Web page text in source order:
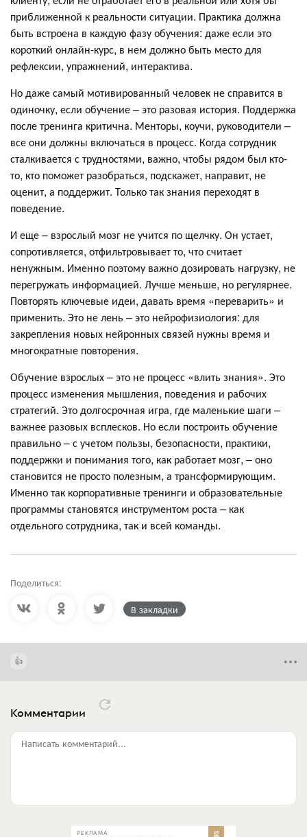
приближенной к реальности ситуации. Практика должна
быть встроена в каждую фазу обучения: даже если это
короткий онлайн-курс, в нем должно быть место для
рефлексии, упражнений, интерактива.
Но даже самый мотивированный человек не справится в
одиночку, если обучение – это разовая история. Поддержка
после тренинга критична. Менторы, коучи, руководители –
все они должны включаться в процесс. Когда сотрудник
сталкивается с трудностями, важно, чтобы рядом был кто-
то, кто поможет разобраться, подскажет, направит, не
оценит, а поддержит. Только так знания переходят в
поведение.
И еще – взрослый мозг не учится по щелчку. Он устает,
сопротивляется, отфильтровывает то, что считает
ненужным. Именно поэтому важно дозировать нагрузку, не
перегружать информацией. Лучше меньше, но регулярнее.
Повторять ключевые идеи, давать время «переварить» и
применить. Это не лень – это нейрофизиология: для
закрепления новых нейронных связей нужны время и
многократные повторения.
Обучение взрослых – это не процесс «влить знания». Это
процесс изменения мышления, поведения и рабочих
стратегий. Это долгосрочная игра, где маленькие шаги –
важнее разовых всплесков. Но если построить обучение
правильно – с учетом пользы, безопасности, практики,
поддержки и понимания того, как работает мозг, – оно
становится не просто полезным, а трансформирующим.
Именно так корпоративные тренинги и образовательные
программы становятся инструментом роста – как
отдельного сотрудника, так и всей команды.
Поделиться:
В закладки
Комментарии
Написать комментарий...
РЕКЛАМА